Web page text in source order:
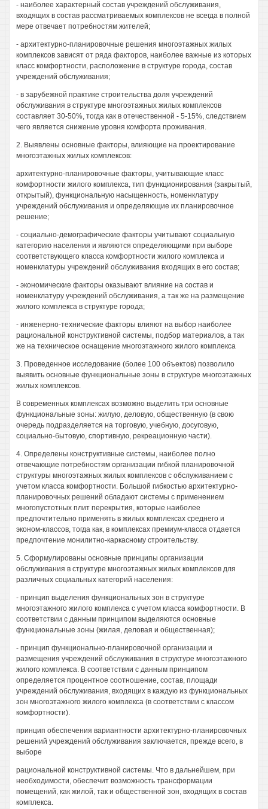
- наиболее характерный состав учреждений обслуживания,
входящих в состав рассматриваемых комплексов не всегда в полной
мере отвечает потребностям жителей;
- архитектурно-планировочные решения многоэтажных жилых
комплексов зависят от ряда факторов, наиболее важные из которых
класс комфортности, расположение в структуре города, состав
учреждений обслуживания;
- в зарубежной практике строительства доля учреждений
обслуживания в структуре многоэтажных жилых комплексов
составляет 30-50%, тогда как в отечественной - 5-15%, следствием
чего является снижение уровня комфорта проживания.
2. Выявлены основные факторы, влияющие на проектирование
многоэтажных жилых комплексов:
архитектурно-планировочные факторы, учитывающие класс
комфортности жилого комплекса, тип функционирования (закрытый,
открытый), функциональную насыщенность, номенклатуру
учреждений обслуживания и определяющие их планировочное
решение;
- социально-демографические факторы учитывают социальную
категорию населения и являются определяющими при выборе
соответствующего класса комфортности жилого комплекса и
номенклатуры учреждений обслуживания входящих в его состав;
- экономические факторы оказывают влияние на состав и
номенклатуру учреждений обслуживания, а так же на размещение
жилого комплекса в структуре города;
- инженерно-технические факторы влияют на выбор наиболее
рациональной конструктивной системы, подбор материалов, а так
же на техническое оснащение многоэтажного жилого комплекса
3. Проведенное исследование (более 100 объектов) позволило
выявить основные функциональные зоны в структуре многоэтажных
жилых комплексов.
В современных комплексах возможно выделить три основные
функциональные зоны: жилую, деловую, общественную (в свою
очередь подразделяется на торговую, учебную, досуговую,
социально-бытовую, спортивную, рекреационную части).
4. Определены конструктивные системы, наиболее полно
отвечающие потребностям организации гибкой планировочной
структуры многоэтажных жилых комплексов с обслуживанием с
учетом класса комфортности. Большой гибкостью архитектурно-
планировочных решений обладают системы с применением
многопустотных плит перекрытия, которые наиболее
предпочтительно применять в жилых комплексах среднего и
эконом-классов, тогда как, в комплексах премиум-класса отдается
предпочтение монилитно-каркасному строительству.
5. Сформулированы основные принципы организации
обслуживания в структуре многоэтажных жилых комплексов для
различных социальных категорий населения:
- принцип выделения функциональных зон в структуре
многоэтажного жилого комплекса с учетом класса комфортности. В
соответствии с данным принципом выделяются основные
функциональные зоны (жилая, деловая и общественная);
- принцип функционально-планировочной организации и
размещения учреждений обслуживания в структуре многоэтажного
жилого комплекса. В соответствии с данным принципом
определяется процентное соотношение, состав, площади
учреждений обслуживания, входящих в каждую из функциональных
зон многоэтажного жилого комплекса (в соответствии с классом
комфортности).
принцип обеспечения вариантности архитектурно-планировочных
решений учреждений обслуживания заключается, прежде всего, в
выборе
рациональной конструктивной системы. Что в дальнейшем, при
необходимости, обеспечит возможность трансформации
помещений, как жилой, так и общественной зон, входящих в состав
комплекса.